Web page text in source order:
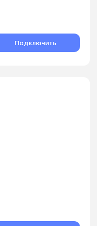
Подключить